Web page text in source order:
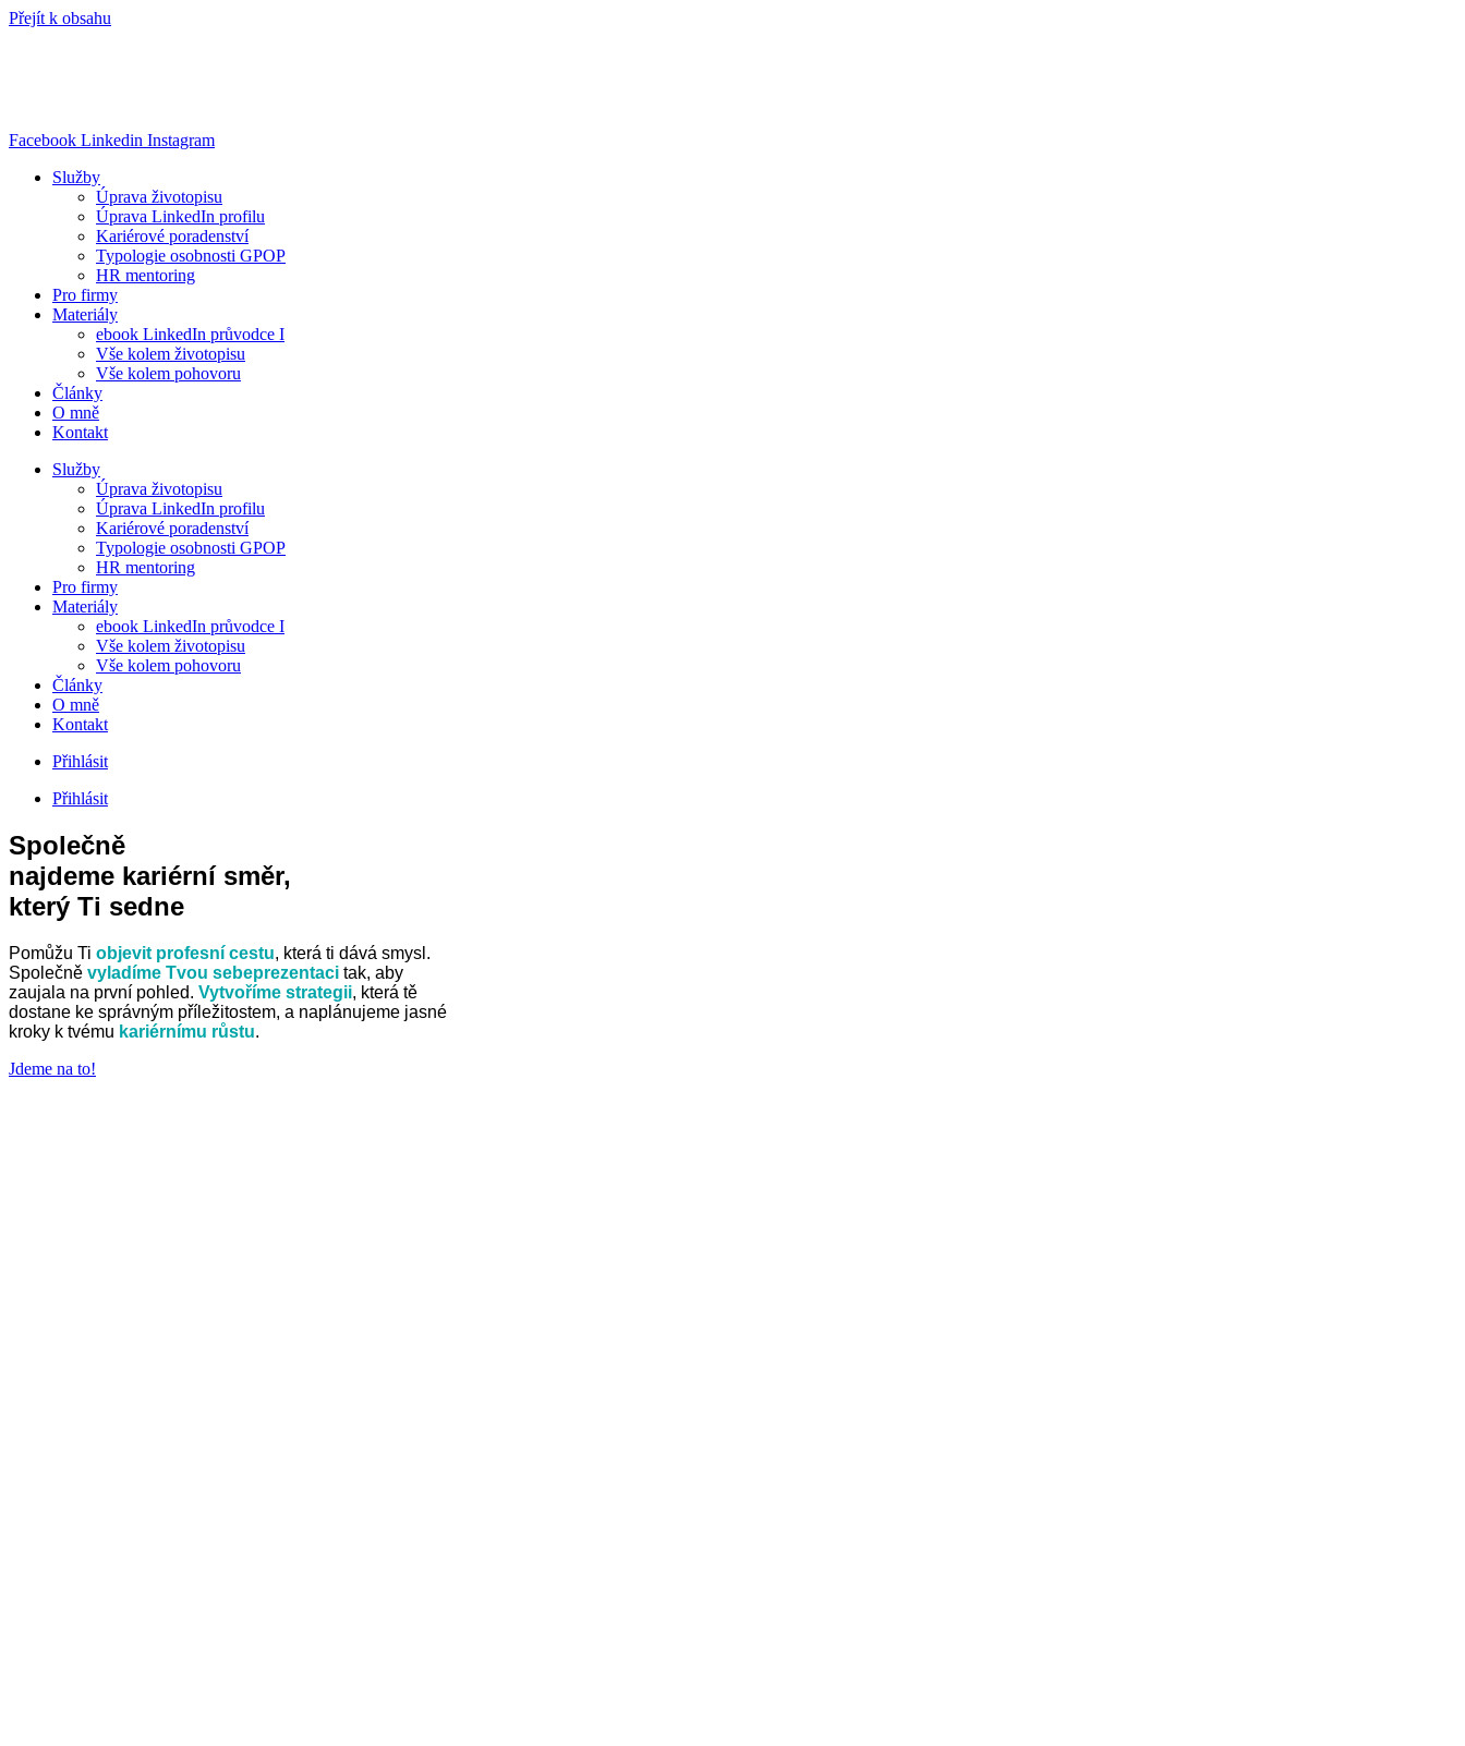
Přejít k obsahu
Facebook Linkedin Instagram
Služby
Úprava životopisu
Úprava LinkedIn profilu
Kariérové poradenství
Typologie osobnosti GPOP
HR mentoring
Pro firmy
Materiály
ebook LinkedIn průvodce I
Vše kolem životopisu
Vše kolem pohovoru
Články
O mně
Kontakt
Služby
Úprava životopisu
Úprava LinkedIn profilu
Kariérové poradenství
Typologie osobnosti GPOP
HR mentoring
Pro firmy
Materiály
ebook LinkedIn průvodce I
Vše kolem životopisu
Vše kolem pohovoru
Články
O mně
Kontakt
Přihlásit
Přihlásit
Společně
najdeme kariérní směr,
který Ti sedne
Pomůžu Ti objevit profesní cestu, která ti dává smysl.
Společně vyladíme Tvou sebeprezentaci tak, aby
zaujala na první pohled. Vytvoříme strategii, která tě
dostane ke správným příležitostem, a naplánujeme jasné
kroky k tvému kariérnímu růstu.
Jdeme na to!